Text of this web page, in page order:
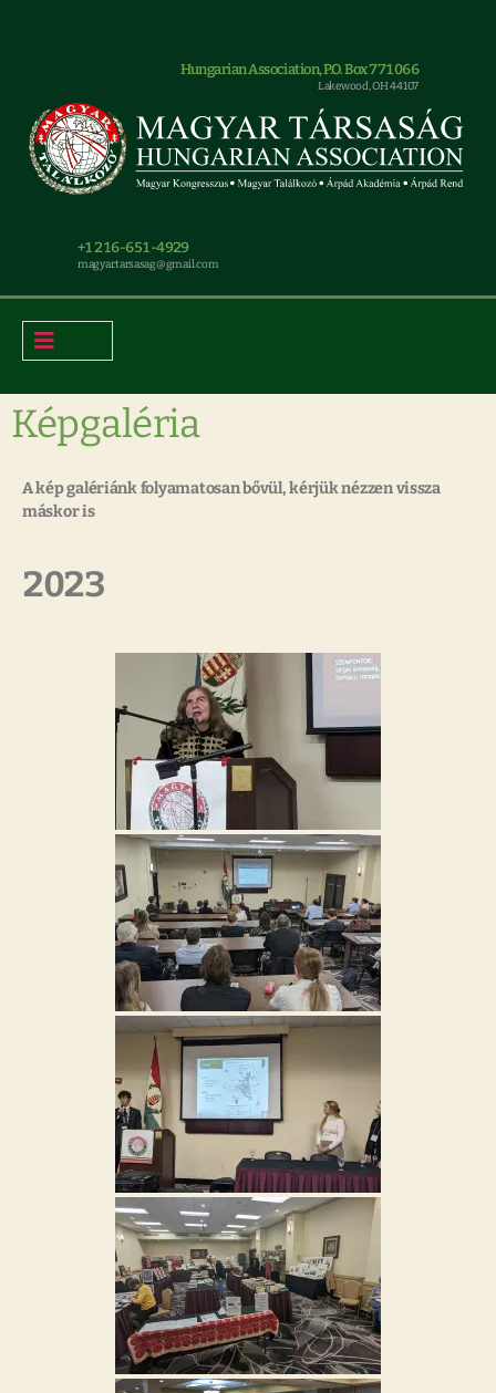
Hungarian Association, P.O. Box 771066
Lakewood, OH 44107
+1 216-651-4929
magyar.tarsasag@gmail.com
Képgaléria
A kép galériánk folyamatosan bővül, kérjük nézzen vissza
máskor is
2023